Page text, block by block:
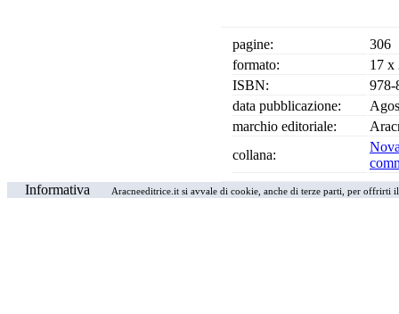
pagine:
306
formato:
17 x
ISBN:
978-
data pubblicazione:
marchio editoriale:
collana:
Informativa
Aracneeditrice.it si avvale di cookie, anche di terze parti, per